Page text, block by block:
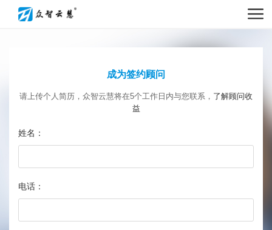
成为签约顾问
请上传个人简历，众智云慧将在5个工作日内与您联系， 了解顾问收
益
姓名：
电话：